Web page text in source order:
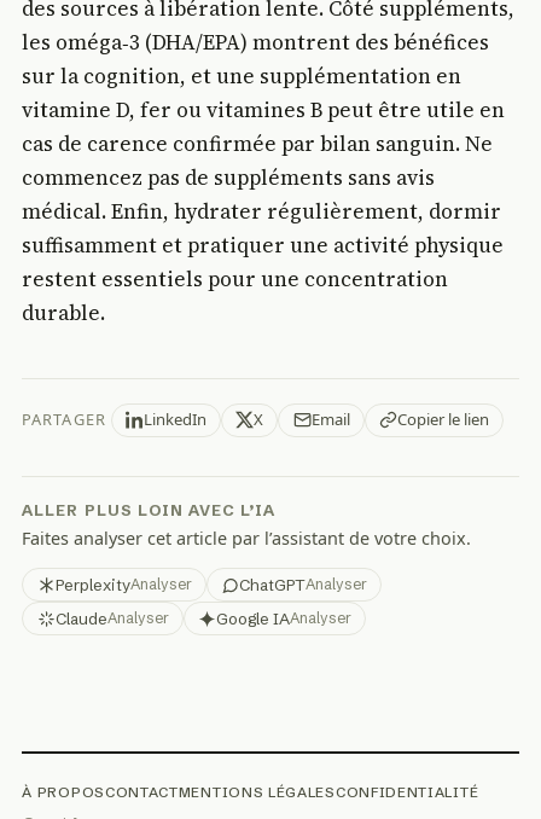
des sources à libération lente. Côté suppléments,
les oméga‑3 (DHA/EPA) montrent des bénéfices
sur la cognition, et une supplémentation en
vitamine D, fer ou vitamines B peut être utile en
cas de carence confirmée par bilan sanguin. Ne
commencez pas de suppléments sans avis
médical. Enfin, hydrater régulièrement, dormir
suffisamment et pratiquer une activité physique
restent essentiels pour une concentration
durable.
PARTAGER LinkedIn X Email Copier le lien
ALLER PLUS LOIN AVEC L’IA
Faites analyser cet article par l’assistant de votre choix.
PerplexityAnalyser ChatGPTAnalyser
ClaudeAnalyser Google IAAnalyser
À PROPOSCONTACTMENTIONS LÉGALESCONFIDENTIALITÉ